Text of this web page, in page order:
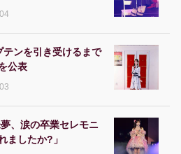
ンを引き受けるまで
公表
、涙の卒業セレモニ
ましたか?」